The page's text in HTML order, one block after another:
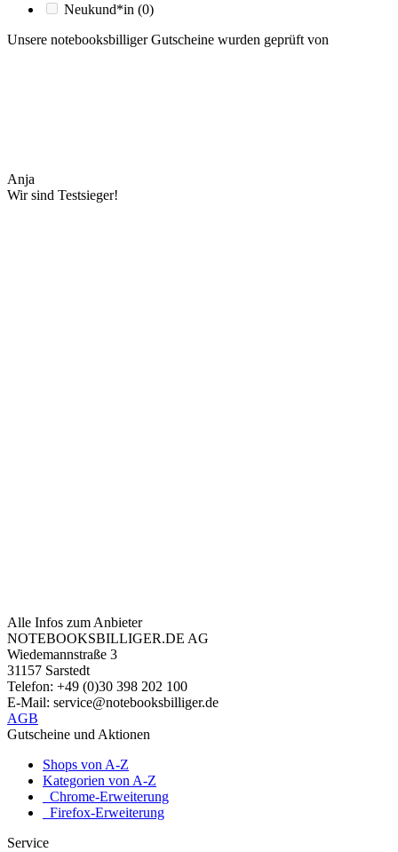
Neukund*in (0)
Unsere notebooksbilliger Gutscheine wurden geprüft von
Anja
Wir sind Testsieger!
Alle Infos zum Anbieter
NOTEBOOKSBILLIGER.DE AG
Wiedemannstraße 3
31157 Sarstedt
Telefon: +49 (0)30 398 202 100
E-Mail: service@notebooksbilliger.de
AGB
Gutscheine und Aktionen
Shops von A-Z
Kategorien von A-Z
Chrome-Erweiterung
Firefox-Erweiterung
Service